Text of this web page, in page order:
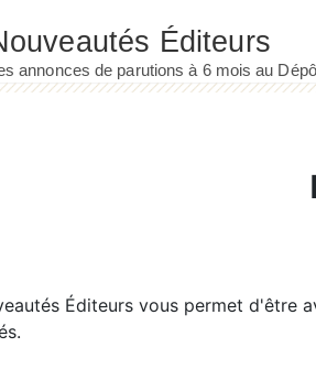
Éditeurs vous permet d'être